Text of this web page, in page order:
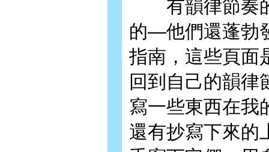
有韻律節奏的
的—他們還蓬勃
指南，這些頁面
回到自己的韻律
寫一些東西在我
還有抄寫下來的